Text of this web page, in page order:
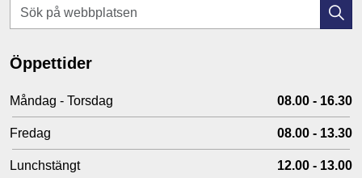
Öppettider
Måndag - Torsdag 08.00 - 16.30
Fredag 08.00 - 13.30
Lunchstängt 12.00 - 13.00